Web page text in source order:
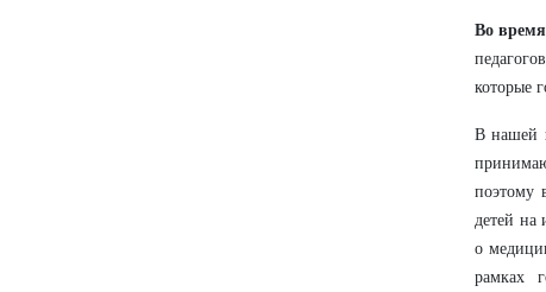
Во
которые
В нашей
поэтому
детей на
о
рамках